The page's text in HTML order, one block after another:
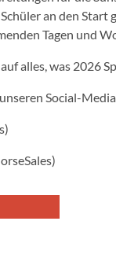
an den
Tagen und
alles, was 2026
Social-